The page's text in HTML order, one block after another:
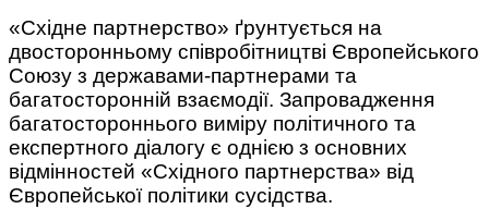
«Східне партнерство» ґрунтується на
двосторонньому співробітництві Європейського
Союзу з державами-партнерами та
багатосторонній взаємодії. Запровадження
багатостороннього виміру політичного та
експертного діалогу є однією з основних
відмінностей «Східного партнерства» від
Європейської політики сусідства.